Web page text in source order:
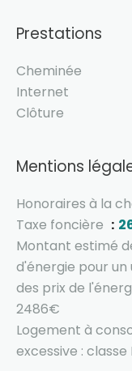
Prestations
Cheminée
Internet
Clôture
Mentions
Honoraires à la
Taxe foncière
Montant estimé
d'énergie pour
des prix de
2486€
Logement à
excessive : classe